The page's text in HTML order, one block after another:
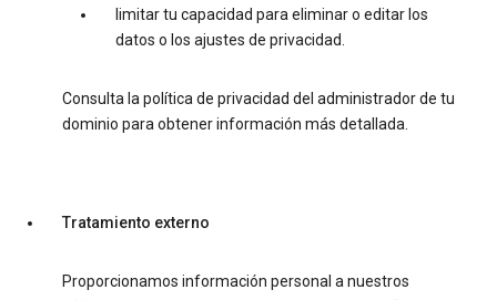
limitar tu capacidad para eliminar o editar los
datos o los ajustes de privacidad.
Consulta la política de privacidad del administrador de tu
dominio para obtener información más detallada.
Tratamiento externo
Proporcionamos información personal a nuestros